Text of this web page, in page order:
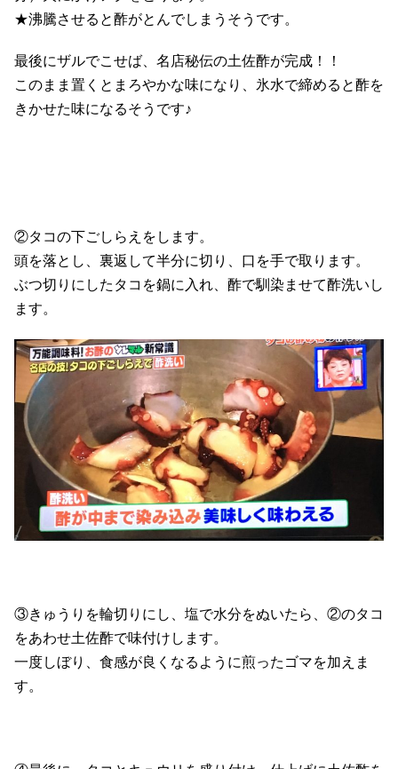
★沸騰させると酢がとんでしまうそうです。
最後にザルでこせば、名店秘伝の土佐酢が完成！！
このまま置くとまろやかな味になり、氷水で締めると酢を
きかせた味になるそうです♪
②タコの下ごしらえをします。
頭を落とし、裏返して半分に切り、口を手で取ります。
ぶつ切りにしたタコを鍋に入れ、酢で馴染ませて酢洗いし
ます。
③きゅうりを輪切りにし、塩で水分をぬいたら、②のタコ
をあわせ土佐酢で味付けします。
一度しぼり、食感が良くなるように煎ったゴマを加えま
す。